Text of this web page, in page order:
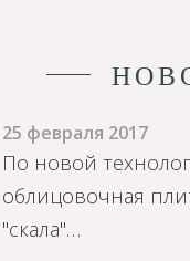
25 февраля 2017
По новой
облицовочная
"скала"…